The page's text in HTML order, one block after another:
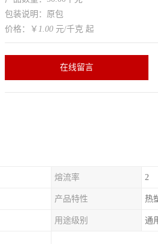
包装说明：原包
价格：￥ 1.00 元/千克 起
在线留言
熔流率 2
产品特性 热
用途级别 通